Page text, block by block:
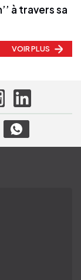
à travers sa
VOIR PLUS